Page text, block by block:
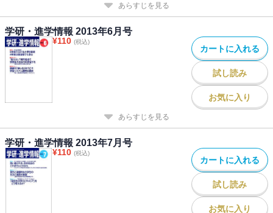
あらすじを見る
学研・進学情報 2013年6月号
¥110 (税込)
カートに入れる
試し読み
お気に入り
あらすじを見る
学研・進学情報 2013年7月号
¥110 (税込)
カートに入れる
試し読み
お気に入り